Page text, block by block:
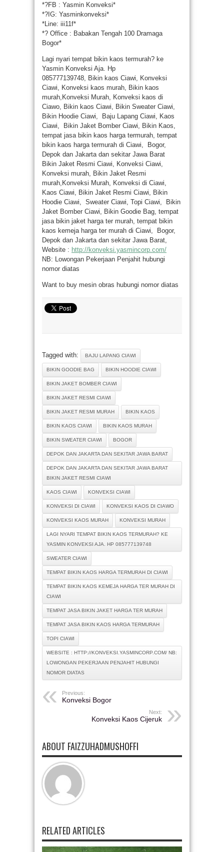
*?FB : Yasmin Konveksi*
*?IG: Yasminkonveksi*
*Line: iii11f*
*? Office : Babakan Tengah 100 Dramaga
Bogor*
Lagi nyari tempat bikin kaos termurah? ke
Yasmin Konveksi Aja. Hp
085777139748, Bikin kaos Ciawi, Konveksi
Ciawi, Konveksi kaos murah, Bikin kaos
murah,Konveksi Murah, Konveksi kaos di
Ciawo, Bikin kaos Ciawi, Bikin Sweater Ciawi,
Bikin Hoodie Ciawi, Baju Lapang Ciawi, Kaos
Ciawi, Bikin Jaket Bomber Ciawi, Bikin Kaos,
tempat jasa bikin kaos harga termurah, tempat
bikin kaos harga termurah di Ciawi, Bogor,
Depok dan Jakarta dan sekitar Jawa Barat
Bikin Jaket Resmi Ciawi, Konveksi Ciawi,
Konveksi murah, Bikin Jaket Resmi
murah,Konveksi Murah, Konveksi di Ciawi,
Kaos Ciawi, Bikin Jaket Resmi Ciawi, Bikin
Hoodie Ciawi, Sweater Ciawi, Topi Ciawi, Bikin
Jaket Bomber Ciawi, Bikin Goodie Bag, tempat
jasa bikin jaket harga ter murah, tempat bikin
kaos kemeja harga ter murah di Ciawi, Bogor,
Depok dan Jakarta dan sekitar Jawa Barat,
Website : http://konveksi.yasmincorp.com/
NB: Lowongan Pekerjaan Penjahit hubungi
nomor diatas
Want to buy mesin obras hubungi nomor diatas
Tagged with: BAJU LAPANG CIAWI
BIKIN GOODIE BAG BIKIN HOODIE CIAWI
BIKIN JAKET BOMBER CIAWI
BIKIN JAKET RESMI CIAWI
BIKIN JAKET RESMI MURAH BIKIN KAOS
BIKIN KAOS CIAWI BIKIN KAOS MURAH
BIKIN SWEATER CIAWI BOGOR
DEPOK DAN JAKARTA DAN SEKITAR JAWA BARAT
DEPOK DAN JAKARTA DAN SEKITAR JAWA BARAT
BIKIN JAKET RESMI CIAWI
KAOS CIAWI KONVEKSI CIAWI
KONVEKSI DI CIAWI KONVEKSI KAOS DI CIAWO
KONVEKSI KAOS MURAH KONVEKSI MURAH
LAGI NYARI TEMPAT BIKIN KAOS TERMURAH? KE
YASMIN KONVEKSI AJA. HP 085777139748
SWEATER CIAWI
TEMPAT BIKIN KAOS HARGA TERMURAH DI CIAWI
TEMPAT BIKIN KAOS KEMEJA HARGA TER MURAH DI
CIAWI
TEMPAT JASA BIKIN JAKET HARGA TER MURAH
TEMPAT JASA BIKIN KAOS HARGA TERMURAH
TOPI CIAWI
WEBSITE : HTTP://KONVEKSI.YASMINCORP.COM/ NB:
LOWONGAN PEKERJAAN PENJAHIT HUBUNGI
NOMOR DIATAS
Previous:
Konveksi Bogor
Next:
Konveksi Kaos Cijeruk
ABOUT FAIZZUHADMUSHOFFI
RELATED ARTICLES